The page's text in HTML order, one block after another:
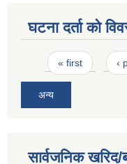
घटना दर्ता को
Pages
« first ‹
अन्य
सार्वजनिक